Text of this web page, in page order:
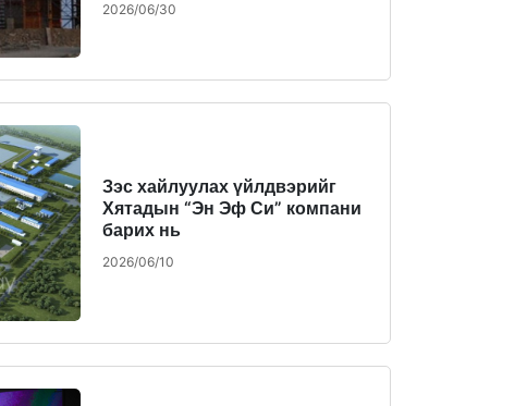
2026/06/30
Зэс хайлуулах үйлдвэрийг
Хятадын “Эн Эф Си” компани
барих нь
2026/06/10